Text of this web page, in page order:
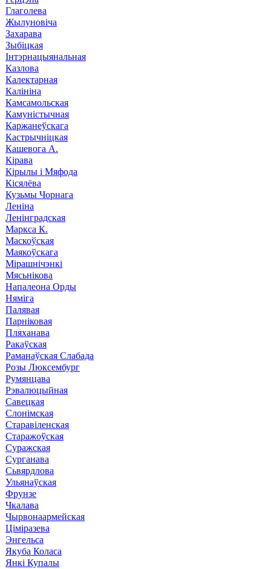
Глаголева
Жылуновіча
Захарава
Зыбіцкая
Інтэрнацыянальная
Казлова
Калектарная
Калініна
Камсамольская
Камуністычная
Каржанеўскага
Кастрычніцкая
Кашевога А.
Кірава
Кірылы і Мяфода
Кісялёва
Кузьмы Чорнага
Леніна
Ленінградская
Маркса К.
Маскоўская
Маякоўскага
Мірашнічэнкі
Мясьнікова
Напалеона Орды
Няміга
Палявая
Парніковая
Пляханава
Ракаўская
Раманаўская Слабада
Розы Люксембург
Румянцава
Рэвалюцыйная
Савецкая
Слонімская
Старавіленская
Старажоўская
Суражская
Сурганава
Сьвярдлова
Ульянаўская
Фрунзе
Чкалава
Чырвонаармейская
Ціміразева
Энгельса
Якуба Коласа
Янкі Купалы